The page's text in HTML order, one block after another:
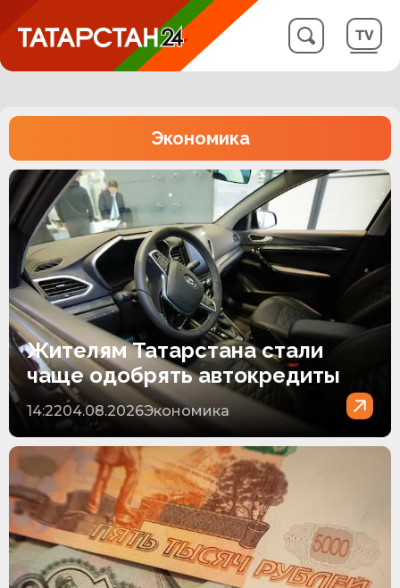
Экономика
Жителям Татарстана стали
чаще одобрять автокредиты
14:2204.08.2026Экономика